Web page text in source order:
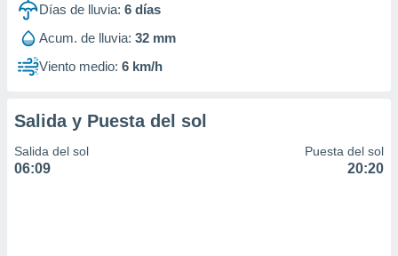
Días de lluvia: 6 días
Acum. de lluvia: 32 mm
Viento medio: 6 km/h
Salida y Puesta del sol
Salida del sol
06:09
Puesta del sol
20:20